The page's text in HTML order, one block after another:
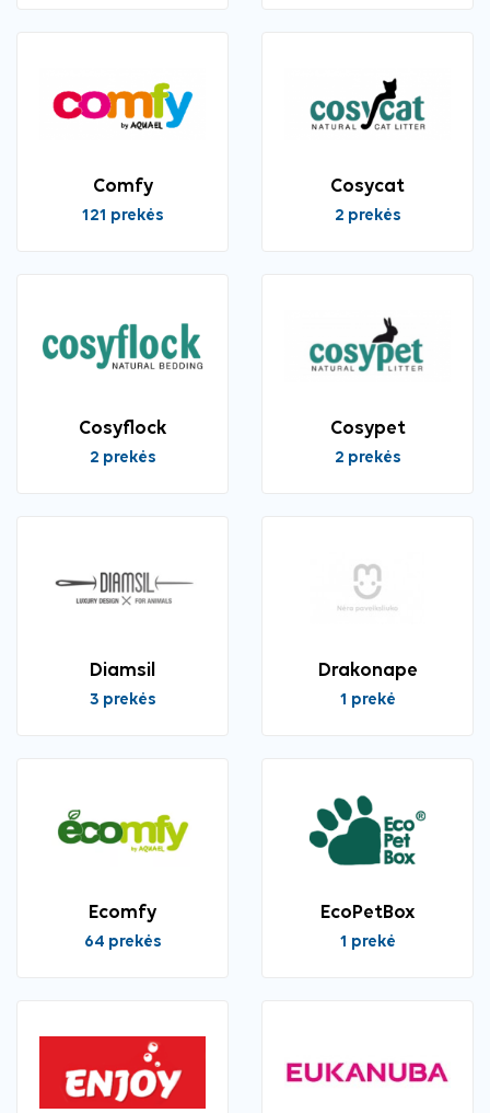
Comfy
121 prekės
Cosycat
2 prekės
Cosyflock
2 prekės
Cosypet
2 prekės
Diamsil
3 prekės
Drakonape
1 prekė
Ecomfy
64 prekės
EcoPetBox
1 prekė